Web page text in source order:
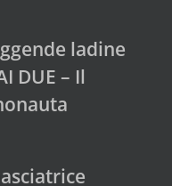
ladine
DUE – Il